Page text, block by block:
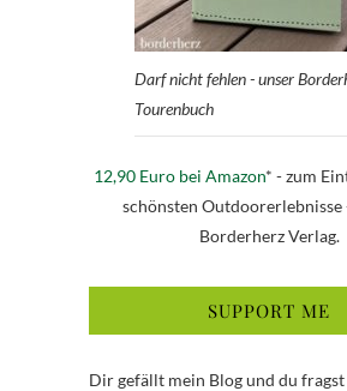
Darf nicht fehlen - unser
Tourenbuch
12,90 Euro bei Amazon* - zum
schönsten Outdoorerlebnisse
Borderherz Verlag.
SUPPORT ME
Dir gefällt mein Blog und du